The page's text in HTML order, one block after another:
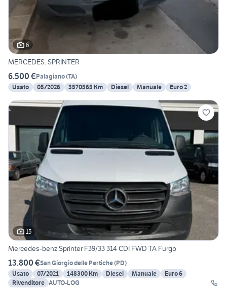
6
MERCEDES. SPRINTER
6.500 €Palagiano(TA)
Usato
05/2026 3570565 Km Diesel Manuale Euro 2
15
Mercedes-benz Sprinter F39/33 314 CDI FWD TA Furgo
13.800 €San Giorgio delle Pertiche(PD)
Usato
07/2021 148300 Km Diesel Manuale
Euro 6
Rivenditore AUTO-LOG